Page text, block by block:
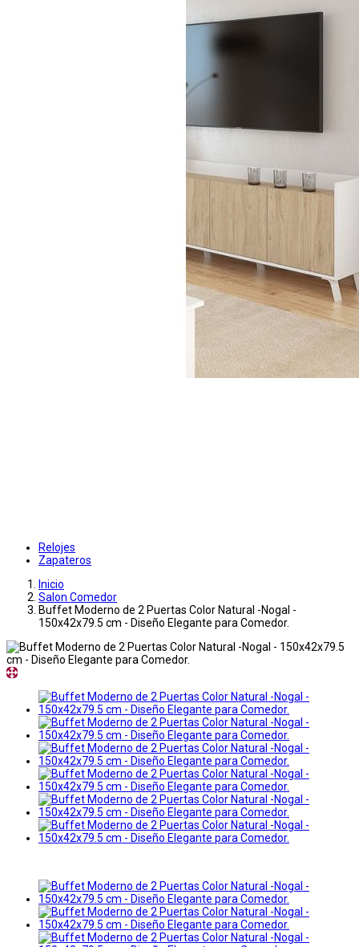
Relojes
Zapateros
Inicio
Salon Comedor
Buffet Moderno de 2 Puertas Color Natural -Nogal -
150x42x79.5 cm - Diseño Elegante para Comedor.